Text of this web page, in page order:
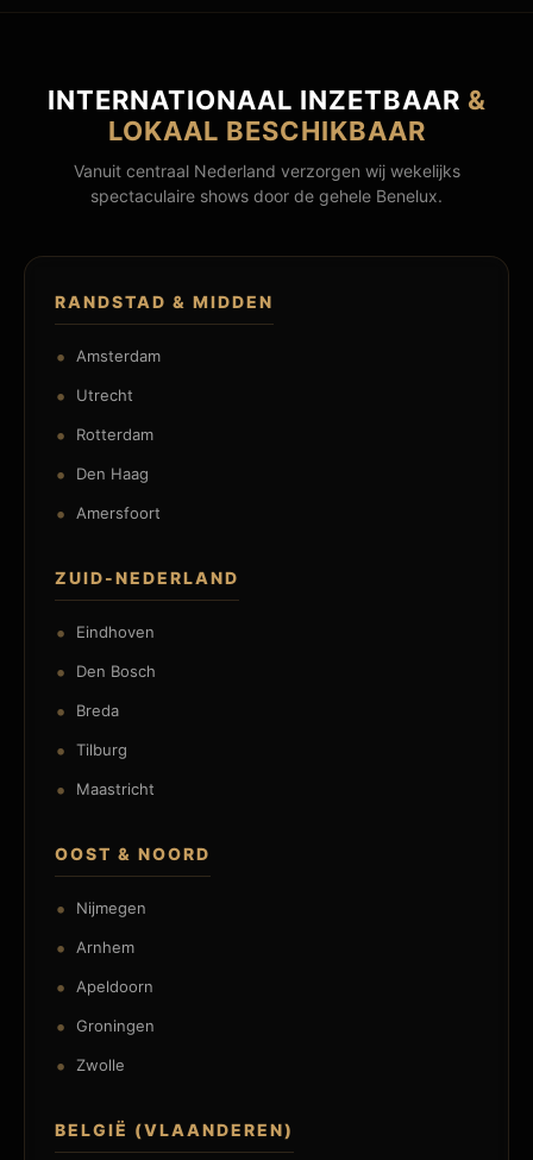
INTERNATIONAAL INZETBAAR &
LOKAAL BESCHIKBAAR
Vanuit centraal Nederland verzorgen wij wekelijks
spectaculaire shows door de gehele Benelux.
RANDSTAD & MIDDEN
Amsterdam
Utrecht
Rotterdam
Den Haag
Amersfoort
ZUID-NEDERLAND
Eindhoven
Den Bosch
Breda
Tilburg
Maastricht
OOST & NOORD
Nijmegen
Arnhem
Apeldoorn
Groningen
Zwolle
BELGIË (VLAANDEREN)